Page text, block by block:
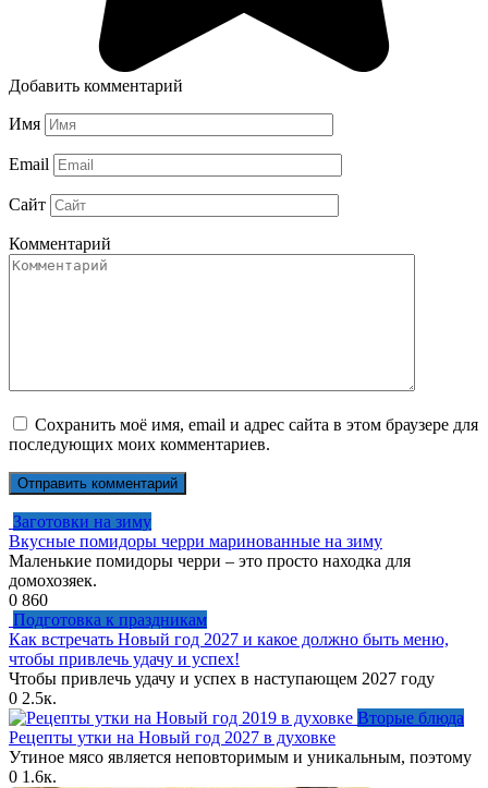
Добавить комментарий
Имя
Email
Сайт
Комментарий
Сохранить моё имя, email и адрес сайта в этом браузере для
последующих моих комментариев.
Заготовки на зиму
Вкусные помидоры черри маринованные на зиму
Маленькие помидоры черри – это просто находка для
домохозяек.
0 860
Подготовка к праздникам
Как встречать Новый год 2027 и какое должно быть меню,
чтобы привлечь удачу и успех!
Чтобы привлечь удачу и успех в наступающем 2027 году
0 2.5к.
Вторые блюда
Рецепты утки на Новый год 2027 в духовке
Утиное мясо является неповторимым и уникальным, поэтому
0 1.6к.